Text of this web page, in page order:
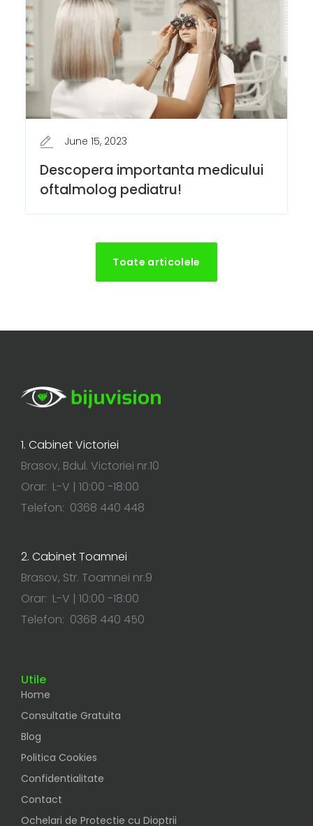
June 15, 2023
Descopera importanta medicului
oftalmolog pediatru!
Toate articolele
1. Cabinet Victoriei
Brasov, Bdul. Victoriei nr.10
Orar: L-V | 10:00 -18:00
Telefon: 0368 440 448
2. Cabinet Toamnei
Brasov, Str. Toamnei nr.9
Orar: L-V | 10:00 -18:00
Telefon: 0368 440 450
Utile
Home
Consultatie Gratuita
Blog
Politica Cookies
Confidentialitate
Contact
Ochelari de Protectie cu Dioptrii